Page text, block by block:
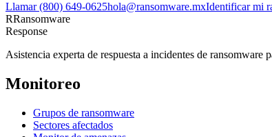
Llamar(800) 649-0625hola@ransomware.mxIdentificar mi
RRansomware
Response
Asistencia experta de respuesta a incidentes de
Monitoreo
Grupos de ransomware
Sectores afectados